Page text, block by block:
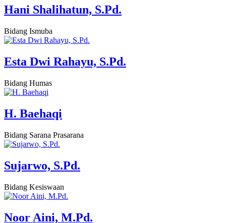
Hani Shalihatun, S.Pd.
Bidang Ismuba
Esta Dwi Rahayu, S.Pd.
Bidang Humas
H. Baehaqi
Bidang Sarana Prasarana
Sujarwo, S.Pd.
Bidang Kesiswaan
Noor Aini, M.Pd.